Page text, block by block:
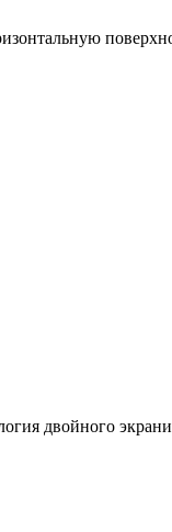
двойного